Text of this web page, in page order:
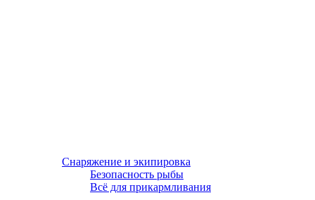
Снаряжение и экипировка
Безопасность рыбы
Всё для прикармливания